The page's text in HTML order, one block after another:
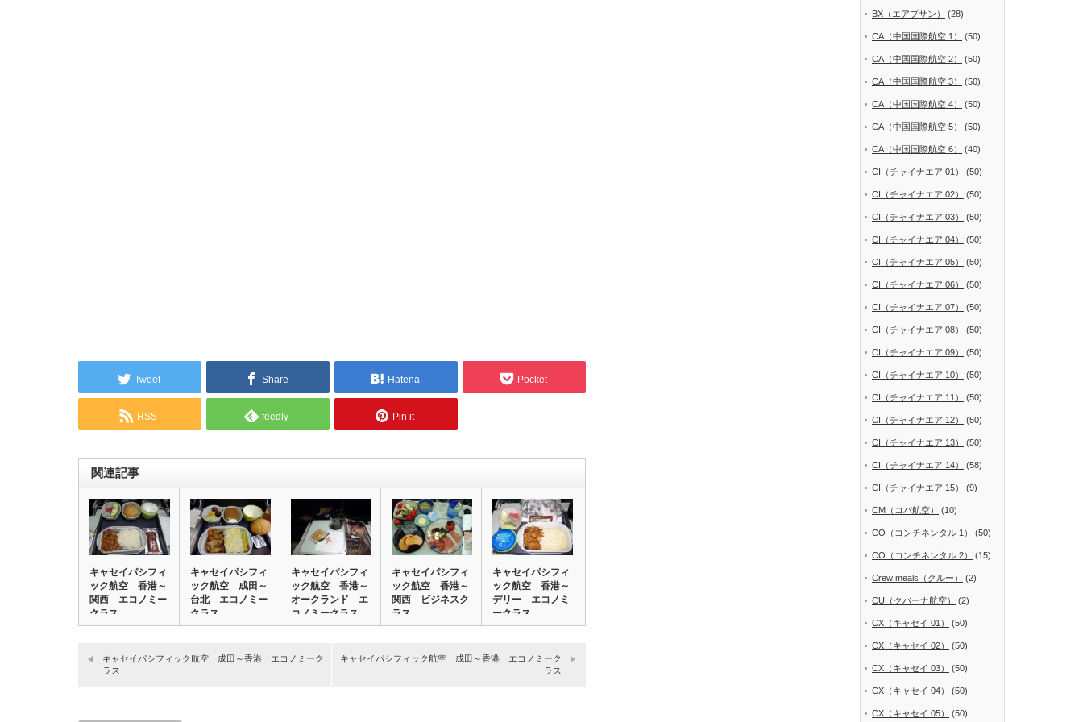
Tweet Share Hatena Pocket
RSS feedly Pin it
関連記事
キャセイパシフィ
ック航空 香港～
関西 エコノミー
クラス
キャセイパシフィ
ック航空 成田～
台北 エコノミー
クラス
キャセイパシフィ
ック航空 香港～
オークランド エ
コノミークラス
キャセイパシフィ
ック航空 香港～
関西 ビジネスク
ラス
キャセイパシフィ
ック航空 香港～
デリー エコノミ
ークラス
キャセイパシフィック航空 成田～香港 エコノミーク
ラス
キャセイパシフィック航空 成田～香港 エコノミーク
ラス
BX（エアプサン） (28)
CA（中国国際航空 1） (50)
CA（中国国際航空 2） (50)
CA（中国国際航空 3） (50)
CA（中国国際航空 4） (50)
CA（中国国際航空 5） (50)
CA（中国国際航空 6） (40)
CI（チャイナエア 01） (50)
CI（チャイナエア 02） (50)
CI（チャイナエア 03） (50)
CI（チャイナエア 04） (50)
CI（チャイナエア 05） (50)
CI（チャイナエア 06） (50)
CI（チャイナエア 07） (50)
CI（チャイナエア 08） (50)
CI（チャイナエア 09） (50)
CI（チャイナエア 10） (50)
CI（チャイナエア 11） (50)
CI（チャイナエア 12） (50)
CI（チャイナエア 13） (50)
CI（チャイナエア 14） (58)
CI（チャイナエア 15） (9)
CM（コパ航空） (10)
CO（コンチネンタル 1） (50)
CO（コンチネンタル 2） (15)
Crew meals（クルー） (2)
CU（クバーナ航空） (2)
CX（キャセイ 01） (50)
CX（キャセイ 02） (50)
CX（キャセイ 03） (50)
CX（キャセイ 04） (50)
CX（キャセイ 05） (50)